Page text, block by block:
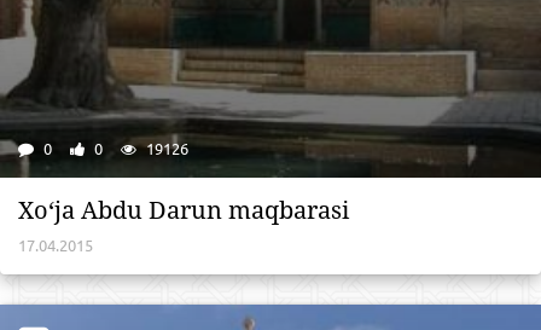
0 0 19126
Xo‘ja Abdu Darun maqbarasi
17.04.2015